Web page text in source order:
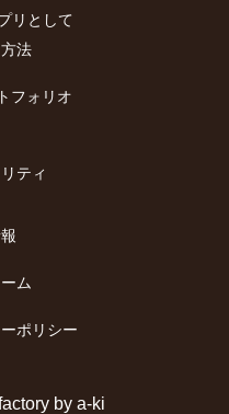
リとして
法
フォリオ
ティ
ム
ポリシー
by a-ki